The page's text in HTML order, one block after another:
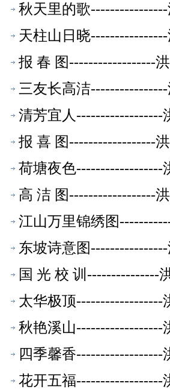
秋天里的歌
天柱山日晓
报 春 图------------------
三友长高洁
清芳宜人------------------
报 喜 图------------------
荷塘夜色------------------
高 洁 图------------------
江山万里锦绣图
东坡诗意图
国 光 校 训---------------
太华极顶------------------
秋艳溪山------------------
四季馨香------------------
花开五福------------------